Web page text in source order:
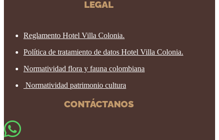
LEGAL
Reglamento Hotel Villa Colonia.
Política de tratamiento de datos Hotel Villa Colonia.
Normatividad flora y fauna colombiana
Normatividad patrimonio cultura
CONTÁCTANOS
